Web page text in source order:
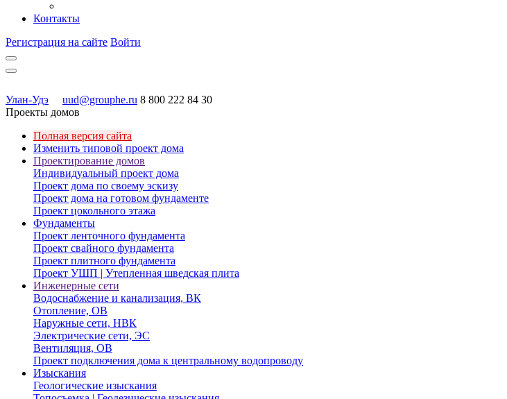
Контакты
Регистрация на сайте Войти
Улан-Удэ uud@grouphe.ru 8 800 222 84 30
Проекты домов
Полная версия сайта
Изменить типовой проект дома
Проектирование домов
Индивидуальный проект дома
Проект дома по своему эскизу
Проект дома на готовом фундаменте
Проект цокольного этажа
Фундаменты
Проект ленточного фундамента
Проект свайного фундамента
Проект плитного фундамента
Проект УШП | Утепленная шведская плита
Инженерные сети
Водоснабжение и канализация, ВК
Отопление, ОВ
Наружные сети, НВК
Электрические сети, ЭС
Вентиляция, ОВ
Проект подключения дома к центральному водопроводу
Изыскания
Геологические изыскания